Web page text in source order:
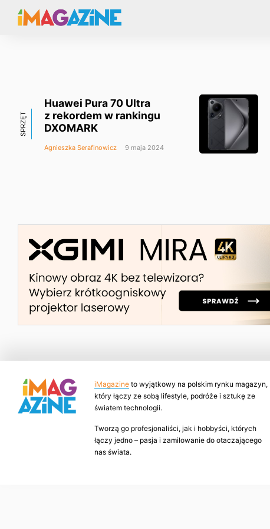
SPRZĘT
Huawei Pura 70 Ultra
z rekordem w rankingu
DXOMARK
Agnieszka Serafinowicz 9 maja 2024
iMagazine to wyjątkowy na polskim rynku magazyn,
który łączy ze sobą lifestyle, podróże i sztukę ze
światem technologii.
Tworzą go profesjonaliści, jak i hobbyści, których
łączy jedno – pasja i zamiłowanie do otaczającego
nas świata.